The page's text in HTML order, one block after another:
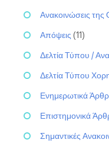
Ανακοινώσεις
Απόψεις (11)
Δελτία Τύπου /
Δελτία Τύπου
Ενημερωτικά
Επιστημονικά
Σημαντικές